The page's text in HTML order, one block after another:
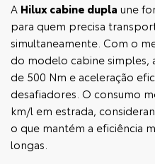
A Hilux cabine dupla une
para quem precisa
simultaneamente. Com o
do modelo cabine simples,
de 500 Nm e aceleração
desafiadores. O consumo
km/l em estrada,
o que mantém a eficiência
longas.